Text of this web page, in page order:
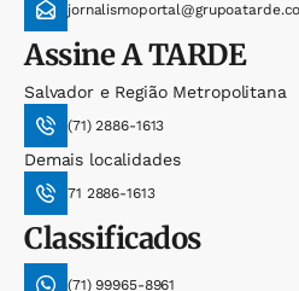
AssineA TARDE
Salvador e Região Metropolitana
(71) 2886-1613
Demais localidades
71 2886-1613
Classificados
(71) 99965-8961